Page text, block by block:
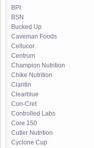
BPI
BSN
Bucked Up
Caveman Foods
Cellucor
Centrum
Champion Nutrition
Chike Nutrition
Claritin
Clearblue
Con-Cret
Controlled Labs
Core 150
Cutler Nutrition
Cyclone Cup